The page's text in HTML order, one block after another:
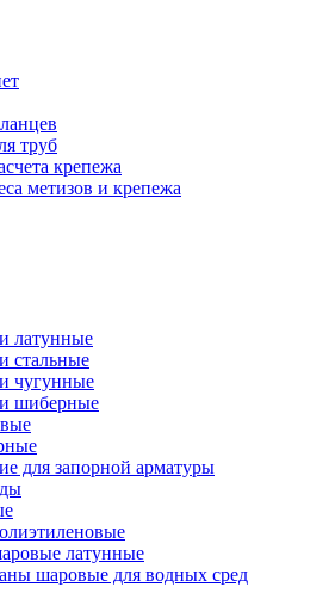
труб
крепежа
метизов и крепежа
латунные
стальные
чугунные
шиберные
для запорной арматуры
латунные
шаровые для водных сред